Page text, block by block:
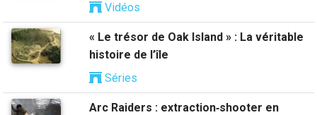
Vidéos
« Le trésor de Oak Island » : La véritable
histoire de l’île
Séries
Arc Raiders : extraction‑shooter en